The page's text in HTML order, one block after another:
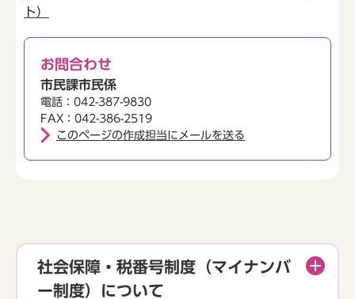
ト）
お問合わせ
市民課市民係
電話：042-387-9830
FAX：042-386-2519
このページの作成担当にメールを送る
社会保障・税番号制度（マイナンバ
ー制度）について